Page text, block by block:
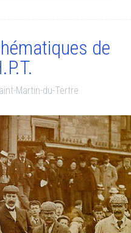
de
Martin-du-Tertre